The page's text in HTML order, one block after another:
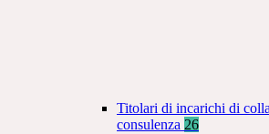
Titolari di incarichi di
consulenza 26